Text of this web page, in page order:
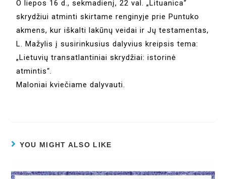
O liepos 16 d., sekmadienį, 22 val. „Lituanica“
skrydžiui atminti skirtame renginyje prie Puntuko
akmens, kur iškalti lakūnų veidai ir Jų testamentas,
L. Mažylis į susirinkusius dalyvius kreipsis tema:
„Lietuvių transatlantiniai skrydžiai: istorinė
atmintis“.
Maloniai kviečiame dalyvauti.
YOU MIGHT ALSO LIKE